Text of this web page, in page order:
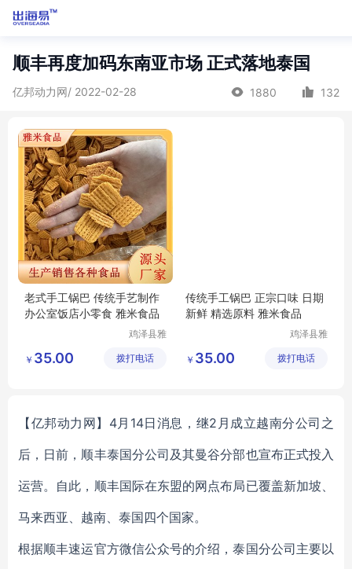
顺丰再度加码东南亚市场 正式落地泰国
亿邦动力网/ 2022-02-28 1880 132
老式手工锅巴 传统手艺制作
办公室饭店小零食 雅米食品
鸡泽县雅
限公司
￥ 35.00 拨打电话
传统手工锅巴 正宗口味 日期
新鲜 精选原料 雅米食品
鸡泽县雅
限公司
￥ 35.00 拨打电话
【亿邦动力网】4月14日消息，继2月成立越南分公司之
后，日前，顺丰泰国分公司及其曼谷分部也宣布正式投入
运营。自此，顺丰国际在东盟的网点布局已覆盖新加坡、
马来西亚、越南、泰国四个国家。
根据顺丰速运官方微信公众号的介绍，泰国分公司主要以